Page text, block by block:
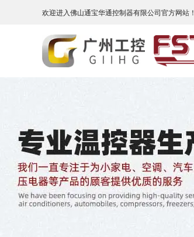
欢迎进入佛山通宝华通控制器有限公司官方网站！